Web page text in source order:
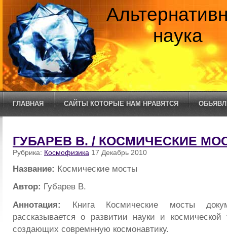
наука
ГЛАВНАЯ САЙТЫ КОТОРЫЕ НАМ НРАВЯТСЯ
ГУБАРЕВ В. / КОСМИЧЕСКИЕ
Рубрика: Космофизика 17 Декабрь 2010
Название: Космические мосты
Автор: Губарев В.
Аннотация: Книга Космические мосты
рассказывается о развитии науки и
создающих совремнную космонавтику.